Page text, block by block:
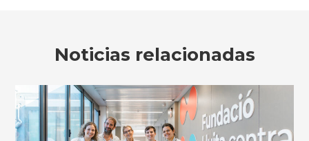
Noticias relacionadas